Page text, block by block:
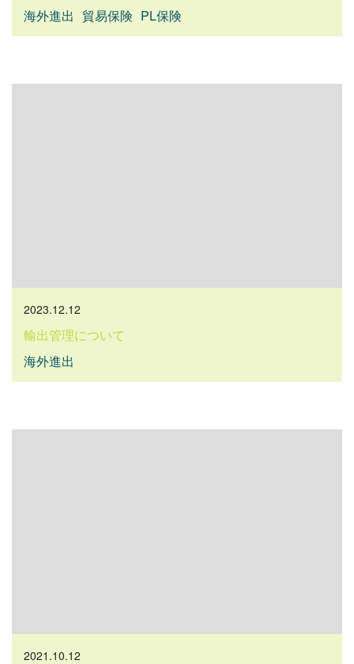
海外進出 貿易保険 PL保険
輸出管理について
2023.12.12
海外進出
2021.10.12